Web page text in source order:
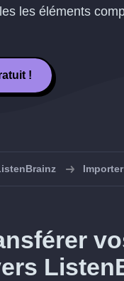
les éléments
!